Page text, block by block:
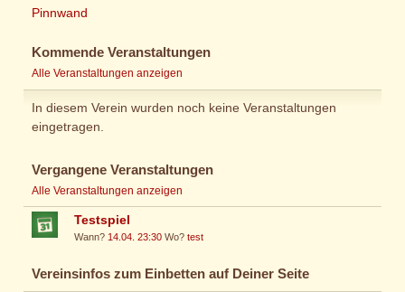
Pinnwand
Kommende Veranstaltungen
Alle Veranstaltungen anzeigen
In diesem Verein wurden noch keine Veranstaltungen
eingetragen.
Vergangene Veranstaltungen
Alle Veranstaltungen anzeigen
Testspiel
Wann? 14.04. 23:30 Wo?test
Vereinsinfos zum Einbetten auf Deiner Seite